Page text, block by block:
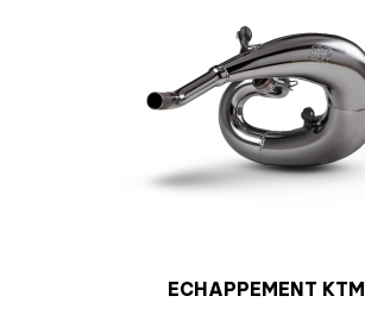
ECHAPPEMENT KTM